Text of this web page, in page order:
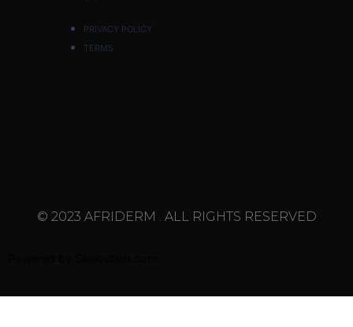
PRIVACY POLICY
TERMS
© 2023 AFRIDERM . ALL RIGHTS RESERVED